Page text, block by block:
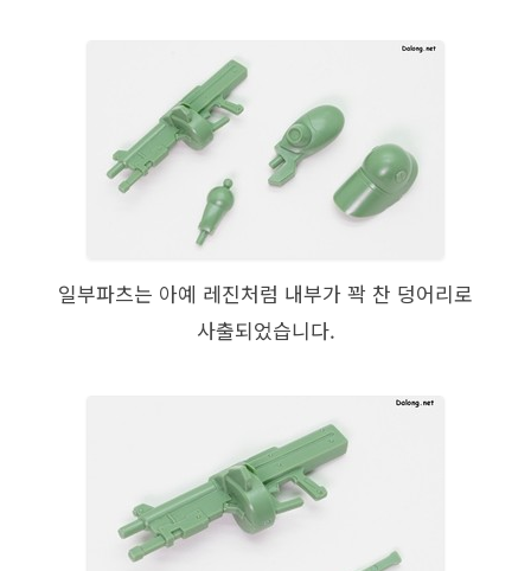
일부파츠는 아예 레진처럼 내부가 꽉 찬 덩어리로
사출되었습니다.